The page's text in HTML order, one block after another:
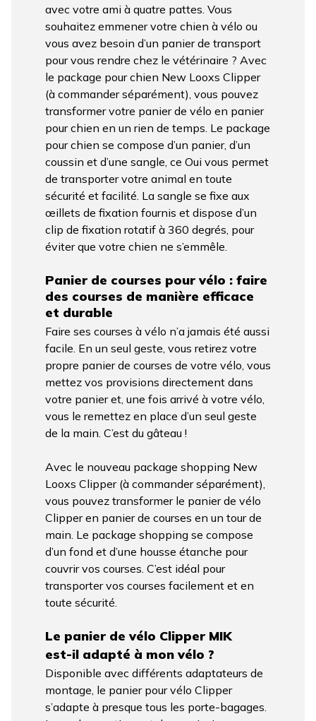
avec votre ami à quatre pattes. Vous
souhaitez emmener votre chien à vélo ou
vous avez besoin d’un panier de transport
pour vous rendre chez le vétérinaire ? Avec
le package pour chien New Looxs Clipper
(à commander séparément), vous pouvez
transformer votre panier de vélo en panier
pour chien en un rien de temps. Le package
pour chien se compose d’un panier, d’un
coussin et d’une sangle, ce Oui vous permet
de transporter votre animal en toute
sécurité et facilité. La sangle se fixe aux
œillets de fixation fournis et dispose d’un
clip de fixation rotatif à 360 degrés, pour
éviter que votre chien ne s’emmêle.
Panier de courses pour vélo : faire
des courses de manière efficace
et durable
Faire ses courses à vélo n’a jamais été aussi
facile. En un seul geste, vous retirez votre
propre panier de courses de votre vélo, vous
mettez vos provisions directement dans
votre panier et, une fois arrivé à votre vélo,
vous le remettez en place d’un seul geste
de la main. C’est du gâteau !
Avec le nouveau package shopping New
Looxs Clipper (à commander séparément),
vous pouvez transformer le panier de vélo
Clipper en panier de courses en un tour de
main. Le package shopping se compose
d’un fond et d’une housse étanche pour
couvrir vos courses. C’est idéal pour
transporter vos courses facilement et en
toute sécurité.
Le panier de vélo Clipper MIK
est-il adapté à mon vélo ?
Disponible avec différents adaptateurs de
montage, le panier pour vélo Clipper
s’adapte à presque tous les porte-bagages.